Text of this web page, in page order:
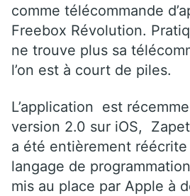
comme télécommande
Freebox Révolution.
ne trouve plus sa
l’on est à court de piles.
L’application est
version 2.0 sur iOS,
a été entièrement
langage de
mis au place par Apple à